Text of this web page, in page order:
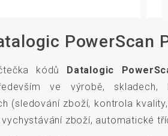
PowerScan
kódů
Datalogic
ve výrobě, skladech,
(sledování zboží, kontrola
zboží, automatické